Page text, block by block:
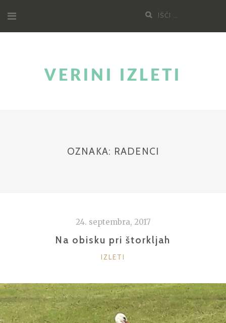
na
vsebino
Poišči:
VERINI IZLETI
OZNAKA: RADENCI
24. septembra, 2017
Na obisku pri štorkljah
KATEGORIJE
IZLETI